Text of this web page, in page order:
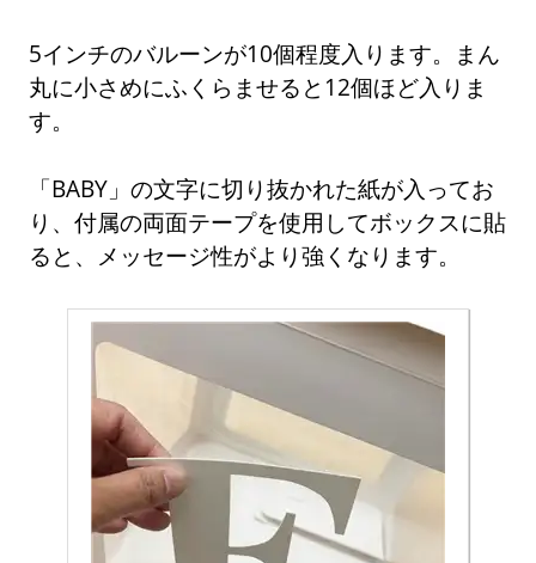
5インチのバルーンが10個程度入ります。まん
丸に小さめにふくらませると12個ほど入りま
す。
「BABY」の文字に切り抜かれた紙が入ってお
り、付属の両面テープを使用してボックスに貼
ると、メッセージ性がより強くなります。